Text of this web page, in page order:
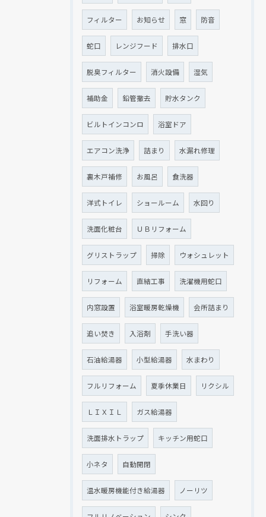
フィルター お知らせ 窓 防音
蛇口 レンジフード 排水口
脱臭フィルター 消火設備 湿気
補助金 鉛管撤去 貯水タンク
ビルトインコンロ 浴室ドア
エアコン洗浄 詰まり 水漏れ修理
裏木戸補修 お風呂 食洗器
洋式トイレ ショールーム 水回り
洗面化粧台 ＵＢリフォーム
グリストラップ 掃除 ウォシュレット
リフォーム 直結工事 洗濯機用蛇口
内窓設置 浴室暖房乾燥機 会所詰まり
追い焚き 入浴剤 手洗い器
石油給湯器 小型給湯器 水まわり
フルリフォーム 夏季休業日 リクシル
ＬＩＸＩＬ ガス給湯器
洗面排水トラップ キッチン用蛇口
小ネタ 自動開閉
温水暖房機能付き給湯器 ノーリツ